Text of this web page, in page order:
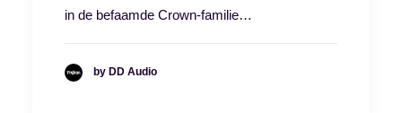
in de befaamde Crown-familie…
by DD Audio